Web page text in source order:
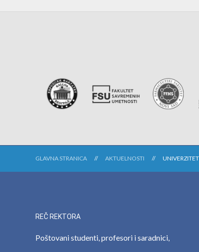
GLAVNA STRANICA AKTUELNOSTI
REČ REKTORA
Poštovani studenti, profesori i saradnici,